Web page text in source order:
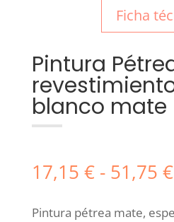
Ficha
Pintura
blanco mate
17,15 € - 51,75 €
Pintura pétrea mate,